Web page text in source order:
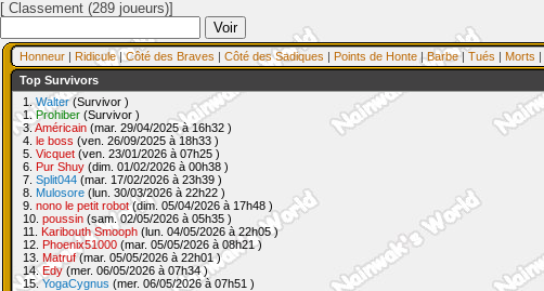
[ Classement (289 joueurs)]
Honneur | Ridicule|Côté des Braves | Côté des Sadiques | Points de Honte |Barbe| Tués | Morts |
Top Survivors
1. Walter(Survivor )
1.Prohiber (Survivor )
3.Américain (mar. 29/04/2025 à 16h32 )
4. le boss (ven. 26/09/2025 à 18h33 )
5. Vicquet (ven. 23/01/2026 à 07h25 )
6. Pur Shuy (dim. 01/02/2026 à 00h38 )
7. Split044 (mar. 17/02/2026 à 23h39 )
8. Mulosore (lun. 30/03/2026 à 22h22 )
9. nono le petit robot(dim. 05/04/2026 à 17h48 )
10. poussin (sam. 02/05/2026 à 05h35 )
11. Karibouth Smooph (lun. 04/05/2026 à 22h05 )
12. Phoenix51000 (mar. 05/05/2026 à 08h21 )
13. Matruf(mar. 05/05/2026 à 22h01 )
14.Edy(mer. 06/05/2026 à 07h34 )
15.YogaCygnus (mer. 06/05/2026 à 07h51 )